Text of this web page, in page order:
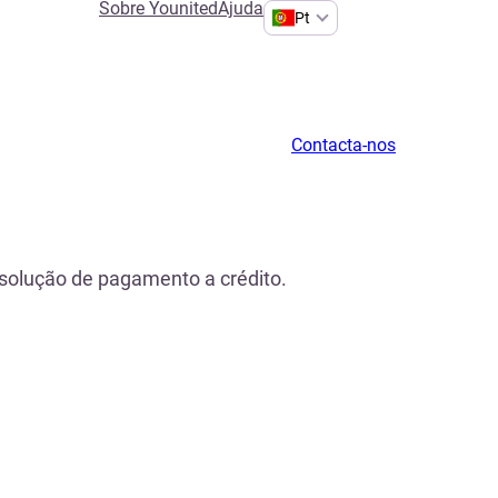
Sobre YounitedAjuda Pt
Contacta-nos
de pagamento a crédito.